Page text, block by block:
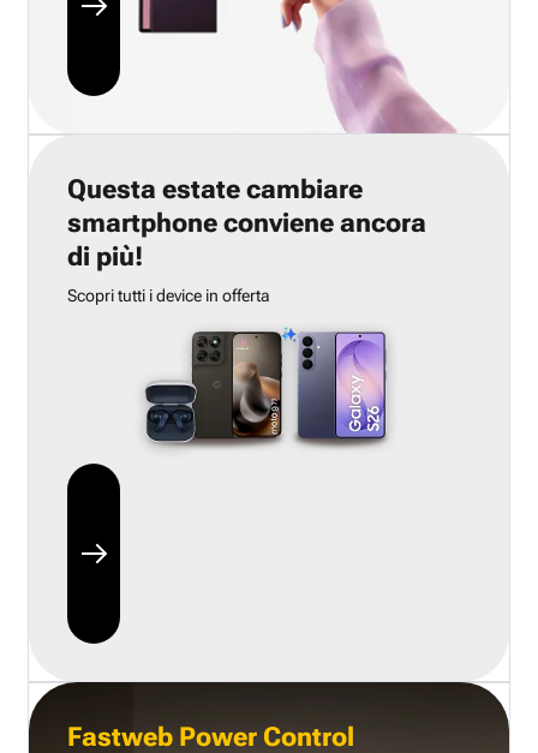
Questa estate cambiare
smartphone conviene ancora
di più!
Scopri tutti i device in offerta
Fastweb Power Control